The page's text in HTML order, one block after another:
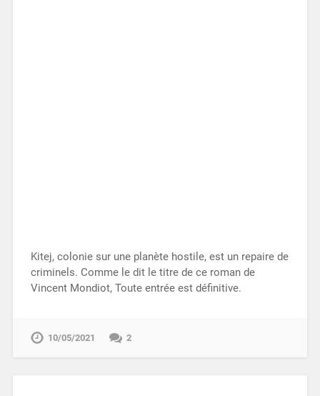
Kitej, colonie sur une planète hostile, est un repaire de
criminels. Comme le dit le titre de ce roman de
Vincent Mondiot, Toute entrée est définitive.
10/05/2021 2